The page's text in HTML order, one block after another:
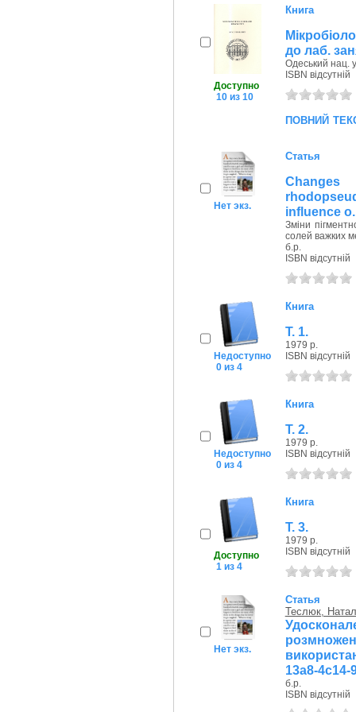
Доступно
10 из 10
Книга
до лаб.
Одеський нац.
ISBN відсутній
повний
Нет экз.
Статья
influence
Зміни
солей важких
б.р.
ISBN відсутній
Недоступно
0 из 4
Книга
Т. 1.
1979 р.
ISBN відсутній
Недоступно
0 из 4
Книга
Т. 2.
1979 р.
ISBN відсутній
Доступно
1 из 4
Книга
Т. 3.
1979 р.
ISBN відсутній
Нет экз.
Статья
Теслюк,
13a8-4c14-
б.р.
ISBN відсутній